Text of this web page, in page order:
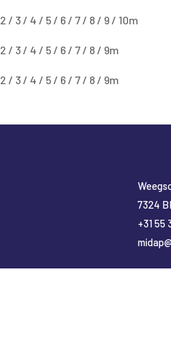
2 / 3 / 4 / 5 / 6 / 7 / 8 / 9 / 10m
2 / 3 / 4 / 5 / 6 / 7 / 8 / 9m
2 / 3 / 4 / 5 / 6 / 7 / 8 / 9m
7324
+31 55